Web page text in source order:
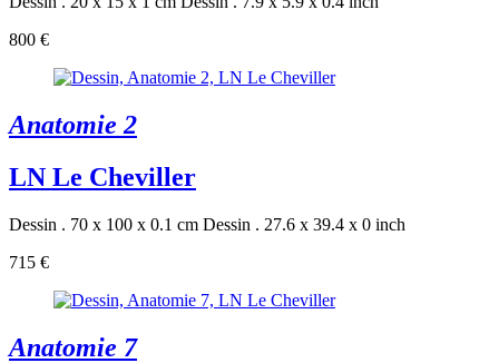
800 €
Anatomie 2
LN Le Cheviller
Dessin . 70 x 100 x 0.1 cm Dessin . 27.6 x 39.4 x 0 inch
715 €
Anatomie 7